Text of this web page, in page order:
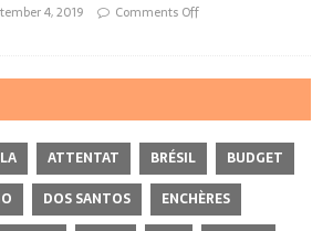
4, 2019 Comments Off
ATTENTAT BRÉSIL
BUDGET
DOS SANTOS
ENCHÈRES